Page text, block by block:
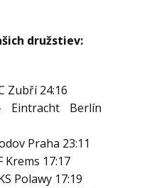
družstiev:
Zubří 24:16
Eintracht Berlín
Praha 23:11
Krems 17:17
Polawy 17:19